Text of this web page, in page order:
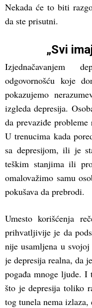
Nekada će to biti
da ste prisutni.
„Svi
Izjednačavanjem
odgovornošću koje
pokazujemo
izgleda depresija.
da prevaziđe
U trenucima kada
sa depresijom, ili je
teškim stanjima ili
omalovažimo samu
pokušava da prebrodi.
Umesto korišćenja
prihvatljivije je da
nije usamljena u
je depresija realna, da
pogađa mnoge ljude. I
što je depresija toliko
tog tunela nema